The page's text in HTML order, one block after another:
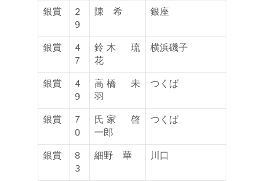
銀賞
2
9
陳 希 銀座
銀賞
4
7
鈴木 琉
花
横浜磯子
銀賞
4
9
高橋 未
羽
つくば
銀賞
7
0
氏家 啓
一郎
つくば
銀賞
8
3
細野 華 川口